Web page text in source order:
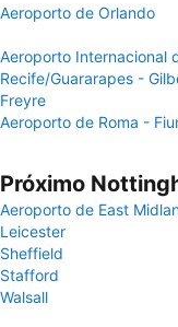
Aeroporto de Orlando
Aeroporto Internacional
Recife/Guararapes -
Freyre
Aeroporto de Roma -
Próximo
Aeroporto de East
Leicester
Sheffield
Stafford
Walsall